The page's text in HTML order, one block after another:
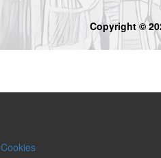
Copyright ©